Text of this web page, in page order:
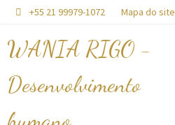
 +55 21 99979-1072 Mapa do site
WANIA RIGO -
Desenvolvimento